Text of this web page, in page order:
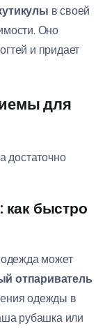
в своей
Оно
и придает
для
достаточно
как быстро
может
отпариватель
одежды в
рубашка или